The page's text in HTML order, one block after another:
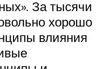
За тысячи
хорошо
влияния